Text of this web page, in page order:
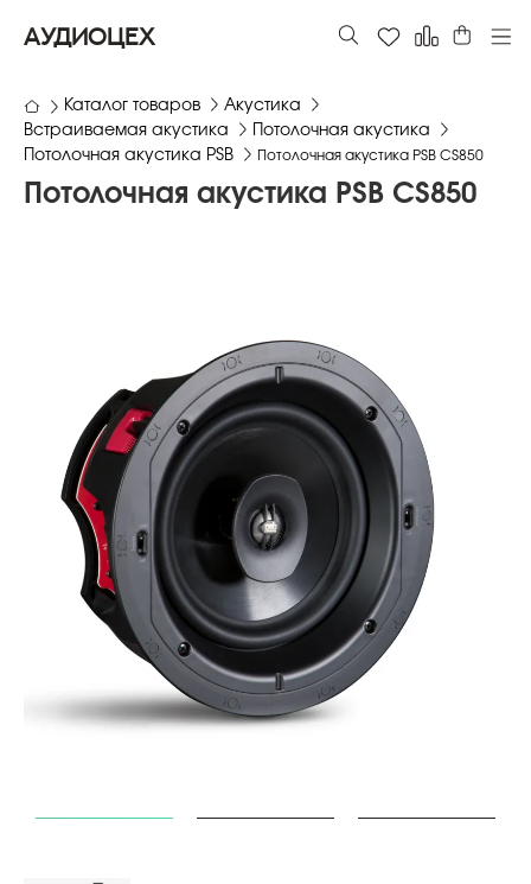
АУДИОЦЕХ
Каталог товаров
Акустика
Встраиваемая акустика
Потолочная акустика
Потолочная акустика PSB
Потолочная акустика PSB CS850
Потолочная акустика PSB CS850